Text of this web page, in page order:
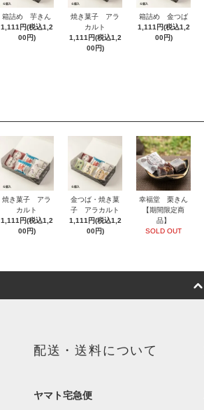
箱詰め 芋きん
1,111円(税込1,2
00円)
焼き菓子 アラ
カルト
1,111円(税込1,2
00円)
箱詰め 金つば
1,111円(税込1,2
00円)
焼き菓子 アラ
カルト
1,111円(税込1,2
00円)
金つば・焼き菓
子 アラカルト
1,111円(税込1,2
00円)
幸福堂 栗きん
【期間限定商
品】
SOLD OUT
配送・送料について
ヤマト宅急便